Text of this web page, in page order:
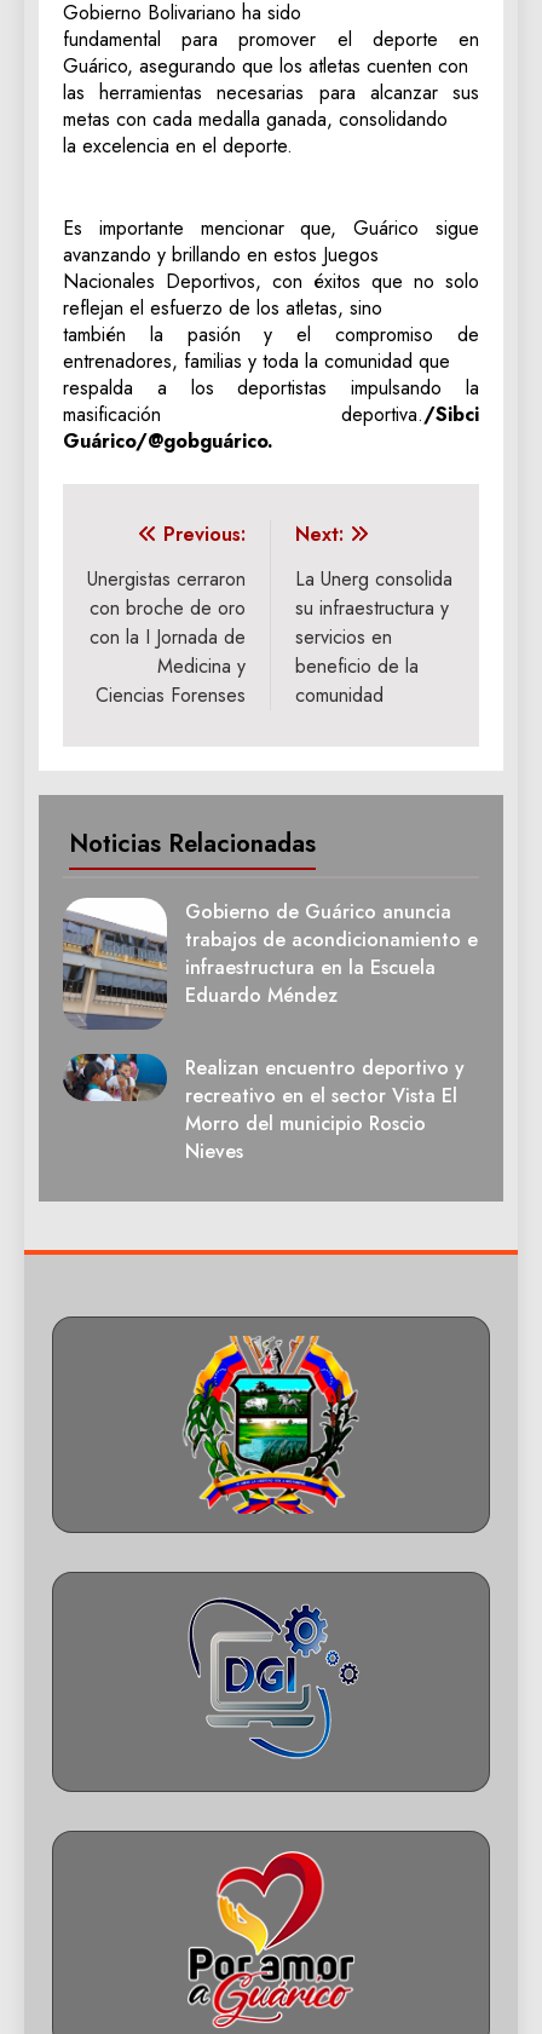
Gobierno Bolivariano ha sido
fundamental para promover el deporte en
Guárico, asegurando que los atletas cuenten con
las herramientas necesarias para alcanzar sus
metas con cada medalla ganada, consolidando
la excelencia en el deporte.
Es importante mencionar que, Guárico sigue
avanzando y brillando en estos Juegos
Nacionales Deportivos, con éxitos que no solo
reflejan el esfuerzo de los atletas, sino
también la pasión y el compromiso de
entrenadores, familias y toda la comunidad que
respalda a los deportistas impulsando la
masificación deportiva./Sibci
Guárico/@gobguárico.
Navegación
de
entradas
Previous:
Unergistas cerraron
con broche de oro
con la I Jornada de
Medicina y
Ciencias Forenses
Next:
La Unerg consolida
su infraestructura y
servicios en
beneficio de la
comunidad
Noticias Relacionadas
Gobierno de Guárico anuncia
trabajos de acondicionamiento e
infraestructura en la Escuela
Eduardo Méndez
Realizan encuentro deportivo y
recreativo en el sector Vista El
Morro del municipio Roscio
Nieves